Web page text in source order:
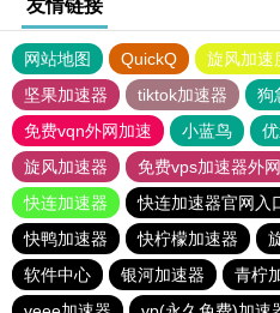
友情链接
网站地图 QuickQ 旋风加速
坚果加速器
tiktok加速器
狗
免费vqn外网加速
小蓝鸟
旋风加速器
免费vps加速器外
快连加速器
快连加速器官网入
快鸭加速器
快柠檬加速器
软件中心
银河加速器 青柠